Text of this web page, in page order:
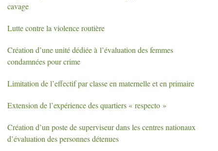
cavage
Lutte contre la violence routière
Création d’une unité dédiée à l’évaluation des femmes
condamnées pour crime
Limitation de l’effectif par classe en maternelle et en primaire
Extension de l’expérience des quartiers « respecto »
Création d’un poste de superviseur dans les centres nationaux
d’évaluation des personnes détenues